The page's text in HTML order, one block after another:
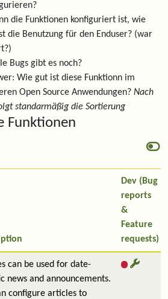
die Funktionen konfiguriert ist, wie
die Benutzung für den Enduser? (war
Bugs gibt es noch?
Wie gut ist diese Funktionn im
Open Source Anwendungen? Nach
standarmäßig die Sortierung
Funktionen
Dev (Bug
reports
&
Feature
requests)
can be used for date-
news and announcements.
configure articles to